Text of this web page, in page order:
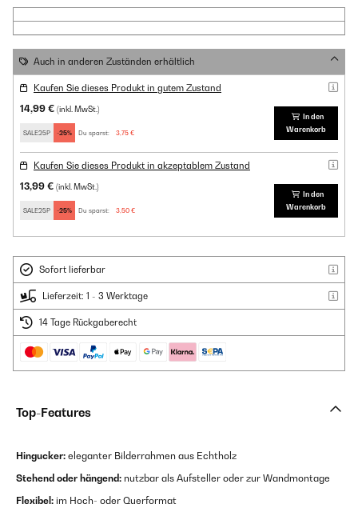
Auch in anderen Zuständen erhältlich
Kaufen Sie dieses Produkt in gutem Zustand
14,99 € (inkl. MwSt.)
SALE25P -25% Du sparst: 3,75 €
In den
Warenkorb
Kaufen Sie dieses Produkt in akzeptablem Zustand
13,99 € (inkl. MwSt.)
SALE25P -25% Du sparst: 3,50 €
In den
Warenkorb
Sofort lieferbar
Lieferzeit: 1 - 3 Werktage
14 Tage Rückgaberecht
Top-Features
Hingucker: eleganter Bilderrahmen aus Echtholz
Stehend oder hängend: nutzbar als Aufsteller oder zur Wandmontage
Flexibel: im Hoch- oder Querformat